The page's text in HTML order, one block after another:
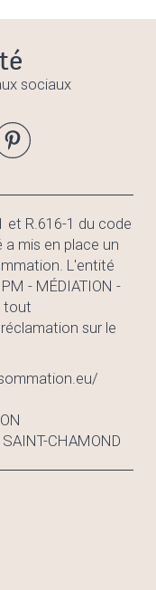
sociaux
et R.616-1 du code
mis en place un
L'entité
- MÉDIATION -
tout
sur le
CHAMOND